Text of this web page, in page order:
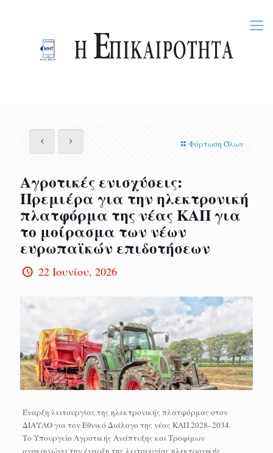
Φόρτωση Όλων
Αγροτικές ενισχύσεις:
Πρεμιέρα για την ηλεκτρονική
πλατφόρμα της νέας ΚΑΠ για
το μοίρασμα των νέων
ευρωπαϊκών επιδοτήσεων
22 Ιουνίου, 2026
Έναρξη λειτουργίας της ηλεκτρονικής πλατφόρμας στον
ΔΙΑΥΛΟ για τον Εθνικό Διάλογο της νέας ΚΑΠ 2028–2034.
Το Υπουργείο Αγροτικής Ανάπτυξης και Τροφίμων
ανακοινώνει την έναρξη της λειτουργίας ηλεκτρονικής